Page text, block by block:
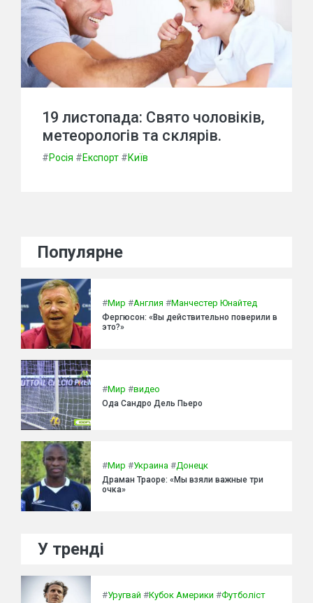
19 листопада: Свято чоловіків,
метеорологів та склярів.
#Росія #Експорт #Київ
Популярне
#Мир #Англия #Манчестер Юнайтед
Фергюсон: «Вы действительно поверили в
это?»
#Мир #видео
Ода Сандро Дель Пьеро
#Мир #Украина #Донецк
Драман Траоре: «Мы взяли важные три
очка»
У тренді
#Уругвай #Кубок Америки #Футболіст